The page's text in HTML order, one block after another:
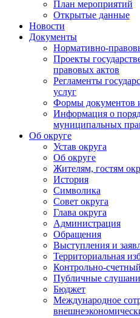
План мероприятий
Открытые данные
Новости
Документы
Нормативно-
Проекты
правовых актов
Регламенты
услуг
Формы документов
Информация о
муниципальных
Об округе
Устав округа
Об округе
Жителям, гостям
История
Символика
Совет округа
Глава округа
Администрация
Обращения
Выступления и
Территориальная
Контрольно-
Публичные
Бюджет
Международное